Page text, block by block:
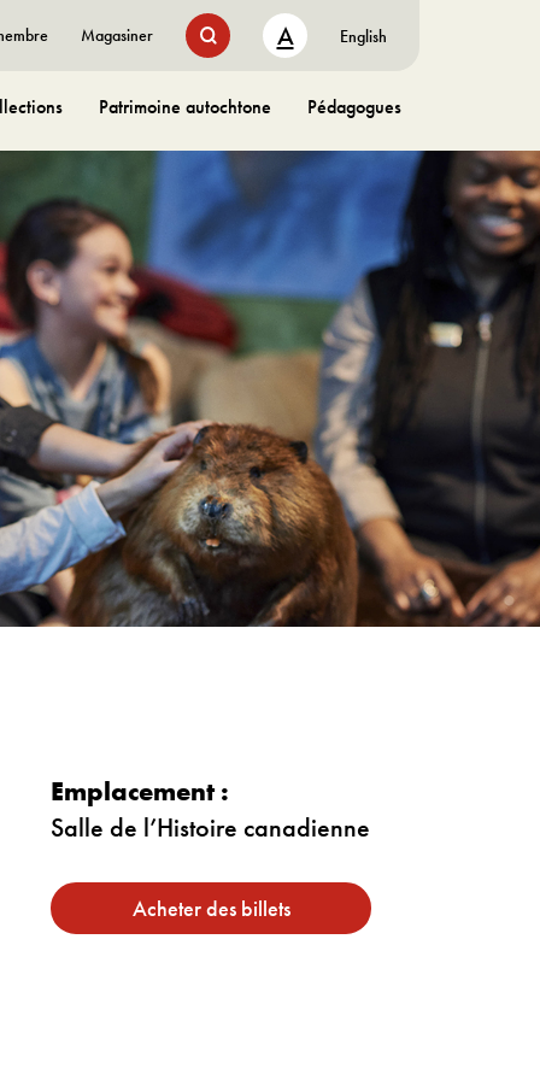
Patrimoine autochtone Pédagogues
Magasiner A English
Emplacement :
Salle de l’Histoire canadienne
Acheter des billets